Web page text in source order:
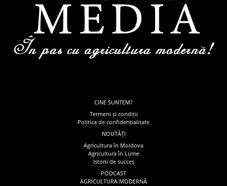
CINE SUNTEM?
Termeni și condiții
Politica de confidențialitate
NOUTĂȚI
Agricultura în Moldova
Agricultura în Lume
Istorii de succes
PODCAST
AGRICULTURA MODERNĂ